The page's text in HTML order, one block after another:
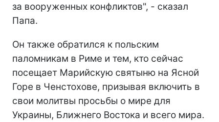
за вооруженных конфликтов", - сказал
Папа.
Он также обратился к польским
паломникам в Риме и тем, кто сейчас
посещает Марийскую святыню на Ясной
Горе в Ченстохове, призывая включить в
свои молитвы просьбы о мире для
Украины, Ближнего Востока и всего мира.